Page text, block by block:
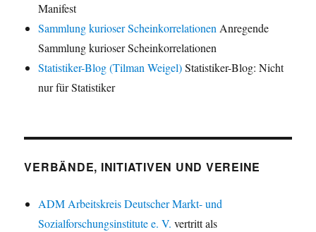
Manifest
Sammlung kurioser Scheinkorrelationen Anregende
Sammlung kurioser Scheinkorrelationen
Statistiker-Blog (Tilman Weigel)Statistiker-Blog: Nicht
nur für Statistiker
VERBÄNDE, INITIATIVEN UND VEREINE
ADM Arbeitskreis Deutscher Markt- und
Sozialforschungsinstitute e. V. vertritt als